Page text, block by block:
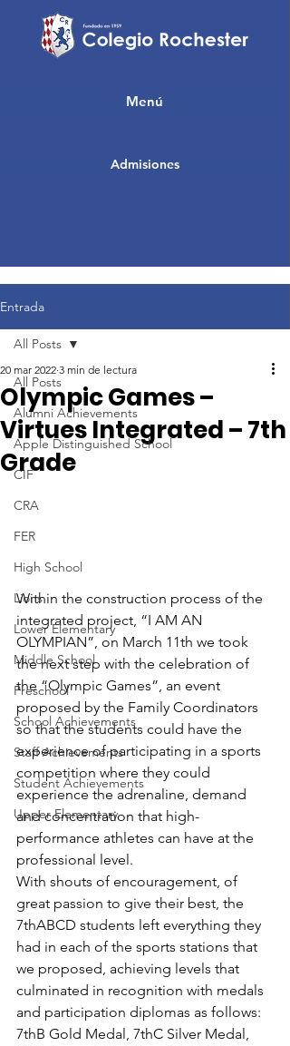
Admisiones
Menú
Entrada
All Posts
Alumni Achievements
Apple Distinguished School
CIF
CRA
FER
High School
Lions
Lower Elementary
Middle School
Preschool
School Achievements
Staff Achievements
Student Achievements
Upper Elementary
All Posts
Olympic Games –
Virtues Integrated – 7th
Grade
20 mar 2022 3 min de lectura
Within the construction process of the
integrated project, “I AM AN
OLYMPIAN”, on March 11th we took
the next step with the celebration of
the “Olympic Games”, an event
proposed by the Family Coordinators
so that the students could have the
experience of participating in a sports
competition where they could
experience the adrenaline, demand
and concentration that high-
performance athletes can have at the
professional level.
With shouts of encouragement, of
great passion to give their best, the
7thABCD students left everything they
had in each of the sports stations that
we proposed, achieving levels that
culminated in recognition with medals
and participation diplomas as follows:
7thB Gold Medal, 7thC Silver Medal,